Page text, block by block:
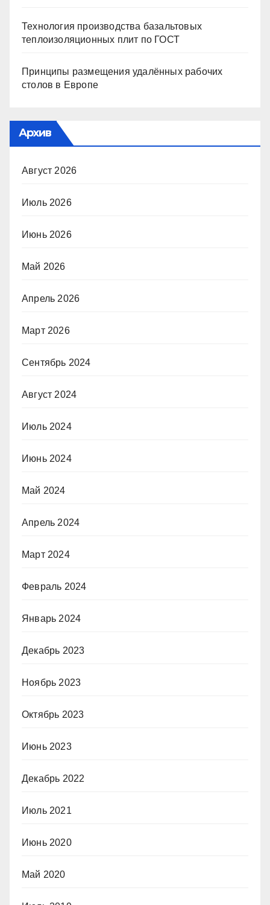
Технология производства базальтовых
теплоизоляционных плит по ГОСТ
Принципы размещения удалённых рабочих
столов в Европе
Архив
Август 2026
Июль 2026
Июнь 2026
Май 2026
Апрель 2026
Март 2026
Сентябрь 2024
Август 2024
Июль 2024
Июнь 2024
Май 2024
Апрель 2024
Март 2024
Февраль 2024
Январь 2024
Декабрь 2023
Ноябрь 2023
Октябрь 2023
Июнь 2023
Декабрь 2022
Июль 2021
Июнь 2020
Май 2020